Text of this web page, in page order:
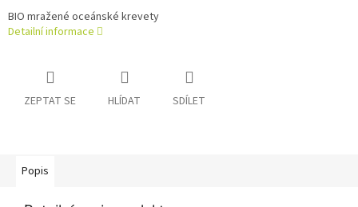
BIO mražené oceánské krevety
Detailní informace
ZEPTAT SE HLÍDAT SDÍLET
Popis